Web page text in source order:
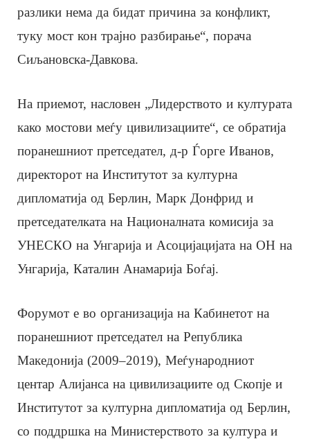
разлики нема да бидат причина за конфликт,
туку мост кон трајно разбирање“, порача
Сиљановска-Давкова.
На приемот, насловен „Лидерството и културата
како мостови меѓу цивилизациите“, се обратија
поранешниот претседател, д-р Ѓорге Иванов,
директорот на Институтот за културна
дипломатија од Берлин, Марк Донфрид и
претседателката на Националната комисија за
УНЕСКО на Унгарија и Асоцијацијата на ОН на
Унгарија, Каталин Анамарија Боѓај.
Форумот е во организација на Кабинетот на
поранешниот претседател на Република
Македонија (2009–2019), Меѓународниот
центар Алијанса на цивилизациите од Скопје и
Институтот за културна дипломатија од Берлин,
со поддршка на Министерството за култура и